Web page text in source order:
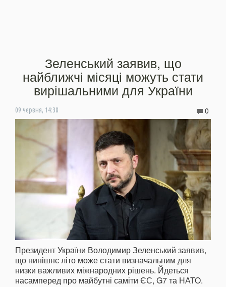
Зеленський заявив, що
найближчі місяці можуть стати
вирішальними для України
09 червня, 14:38 0
Президент України Володимир Зеленський заявив,
що нинішнє літо може стати визначальним для
низки важливих міжнародних рішень. Йдеться
насамперед про майбутні саміти ЄС, G7 та НАТО.